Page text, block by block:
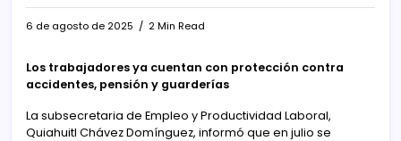
6 de agosto de 2025 2 Min Read
Los trabajadores ya cuentan con protección contra
accidentes, pensión y guarderías
La subsecretaria de Empleo y Productividad Laboral,
Quiahuitl Chávez Domínguez, informó que en julio se